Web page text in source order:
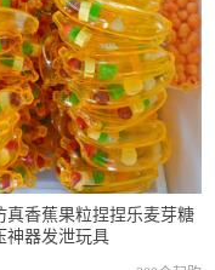
真香蕉果粒捏捏乐麦芽糖
神器发泄玩具